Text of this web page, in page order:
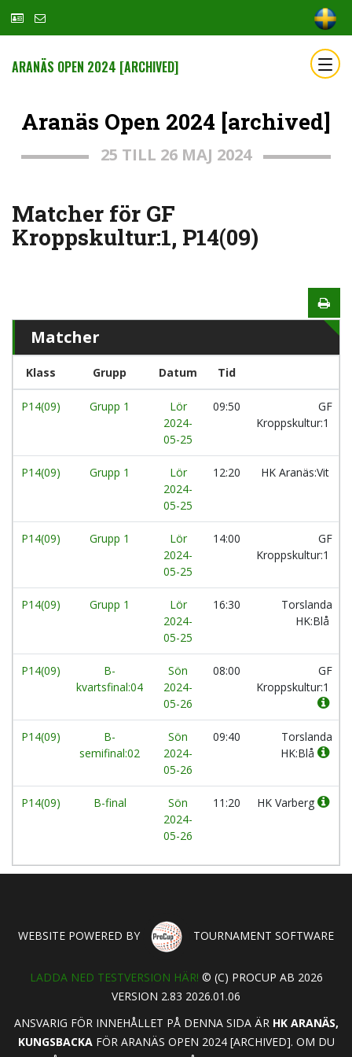
ARANÄS OPEN 2024 [ARCHIVED]
Aranäs Open 2024 [archived]
25 TILL 26 MAJ 2024
Matcher för GF
Kroppskultur:1, P14(09)
Matcher
Klass Grupp Datum Tid
P14(09) Grupp 1
Lör
2024-
05-25
09:50
GF
Kroppskultur:1
P14(09) Grupp 1
Lör
2024-
05-25
12:20 HK Aranäs:Vit
P14(09) Grupp 1
Lör
2024-
05-25
14:00
GF
Kroppskultur:1
P14(09) Grupp 1
Lör
2024-
05-25
16:30
Torslanda
HK:Blå
P14(09)
B-
kvartsfinal:04
Sön
2024-
05-26
08:00
GF
Kroppskultur:1
P14(09)
B-
semifinal:02
Sön
2024-
05-26
09:40
Torslanda
HK:Blå
P14(09) B-final
Sön
2024-
05-26
11:20 HK Varberg
WEBSITE POWERED BY TOURNAMENT SOFTWARE
LADDA NED TESTVERSION HÄR! © (C) PROCUP AB 2026
VERSION 2.83 2026.01.06
ANSVARIG FÖR INNEHÅLLET PÅ DENNA SIDA ÄR HK ARANÄS,
KUNGSBACKAFÖR ARANÄS OPEN 2024 [ARCHIVED]. OM DU